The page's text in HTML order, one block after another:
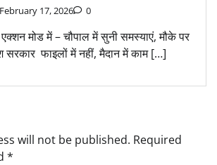
February 17, 2026 0
में एक्शन मोड में – चौपाल में सुनी समस्याएं, मौके पर
सरकार फाइलों में नहीं, मैदान में काम […]
will not be published. Required
*